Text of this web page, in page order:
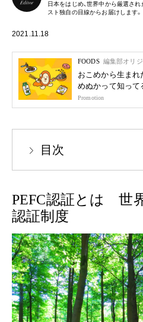
日本をはじめ、世界中から厳選さ
スト独自の目線からお届けします
2021.11.18
FOODS 編集部オリ
おこめから生まれ
めぬかって知って
Promotion
目次
PEFC認証とは 世
認証制度